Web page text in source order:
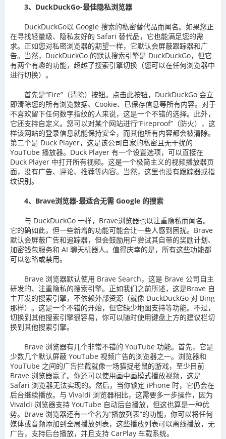
3、DuckDuckGo-最佳隐私浏览器
DuckDuckGo以 Google 搜索的私密替代品而闻名。如果您正
在寻找轻量级、隐私友好的 Safari 替代品，它也能满足您的需
求。正如您对私密浏览器的期望一样，它默认会屏蔽跟踪器和广
告。当然，DuckDuckGo 的默认搜索引擎是 DuckDuckGo，但它
有两个有趣的功能，超越了搜索引擎切换（您可以在任何浏览器中
进行切换）。
首先是“Fire”（清除）按钮。点击此按钮，DuckDuckGo 会立
即清除您的所有浏览数据、Cookie、已保存信息等所有内容。对于
不喜欢留下任何数字指纹的人来说，这是一个不错的选择。此外，
它还支持自定义。您可以对某个网站进行“Fireproof”（防火），这
样该网站的登录信息就能保持安全，而其他所有内容都会被清除。
第二个是 Duck Player，这是该公司自家的私密且无干扰的
YouTube 播放器。Duck Player 有一个设置选项，可以直接在
Duck Player 中打开所有视频。这是一个极简主义的视频播放器页
面，没有广告、评论、推荐等内容。当然，这里也没有跟踪器或指
纹识别。
4、Brave浏览器-最适合无需 Google 的搜索
与 DuckDuckGo 一样，Brave浏览器也以注重隐私而闻名。
它的确如此，但一些新增的功能可能会让一些人感到困扰。Brave
默认会屏蔽广告和追踪器，但会鼓励用户尝试其自带的奖励计划、
加密钱包服务和 AI 聊天机器人。值得庆幸的是，所有这些功能都
可以忽略或禁用。
Brave 浏览器默认使用 Brave Search，这是 Brave 公司自主
研发的、注重隐私的搜索引擎。正如我们之前所述，这是Brave 自
主开发的搜索引擎，不依赖外部资源（就像 DuckDuckGo 对 Bing
那样）。这是一个不错的开始，但它缺少地图支持等功能。不过，
切换到其他搜索引擎很容易，你可以随时使用键盘上方的建议栏切
换到其他搜索引擎。
Brave 浏览器有几个非常不错的 YouTube 功能。首先，它是
少数几个默认屏蔽 YouTube 视频广告的浏览器之一。浏览器和
YouTube 之间的广告拦截就像一场猫捉老鼠的游戏，至少目前
Brave 浏览器赢了。你还可以使用画中画模式播放视频，这是
Safari 浏览器无法实现的。然后，当你锁定 iPhone 时，它仍会在
后台继续播放。与 Vivaldi 浏览器相比，这需要多一步操作，因为
Vivaldi 浏览器支持 YouTube 自动后台播放，但这也算是一种优
势。Brave 浏览器还有一个名为“播放列表”的功能，你可以将任何
媒体或音频添加到全局播放列表，这些播放列表可以离线播放，无
广告，支持后台播放，并且支持 CarPlay 车载系统。